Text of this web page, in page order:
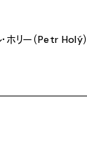
ホリー（Petr Holý）